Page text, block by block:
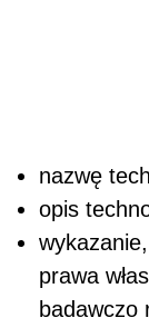
nazwę
opis
prawa
badawczo